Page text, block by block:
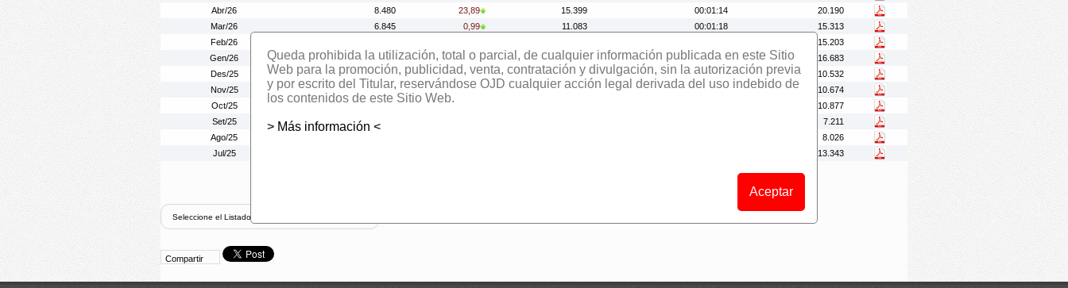
Abr/26
8.480 23,89 15.399 00:01:14
20.190
Mar/26
6.845 0,99 11.083 00:01:18
15.313
Feb/26
15.203
Gen/26
7.921 49,54 11.537 00:01:19
16.683
Des/25
5.297 -3,18 7.404 00:01:24
10.532
Nov/25
5.471 -6,11 7.583 00:01:31
10.674
Oct/25
5.827
10.877
Set/25
7.211
Ago/25
8.026
Jul/25
13.343
Compartir
Queda prohibida la utilización, total o parcial, de cualquier información publicada en este Sitio
Web para la promoción, publicidad, venta, contratación y divulgación, sin la autorización previa
y por escrito del Titular, reservándose OJD cualquier acción legal derivada del uso indebido de
los contenidos de este Sitio Web.
> Más información <
Aceptar